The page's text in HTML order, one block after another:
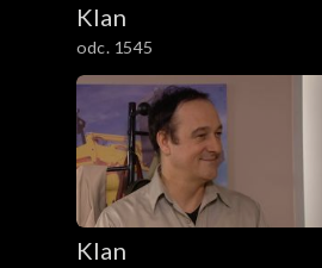
Klan
odc. 1545
Klan